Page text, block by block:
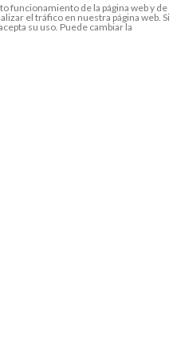
funcionamiento de la página web y de
el tráfico en nuestra página web. Si
su uso. Puede cambiar la